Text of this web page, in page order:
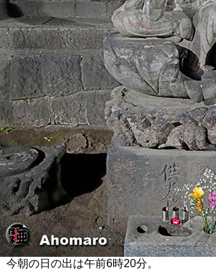
今朝の日の出は午前6時20分。